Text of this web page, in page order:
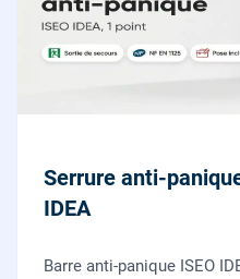
Serrure anti-
IDEA
Barre anti-panique ISEO